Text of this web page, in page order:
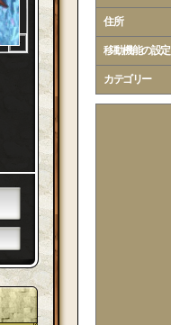
住所
移動機能の設定
カテゴリー